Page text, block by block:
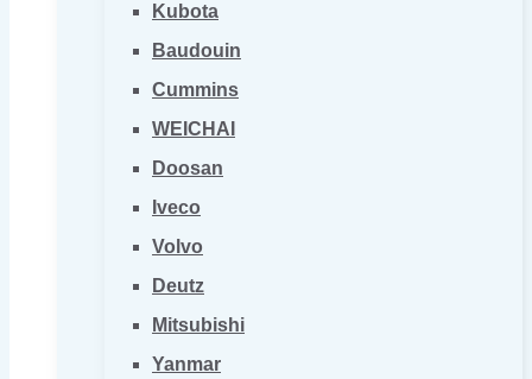
Kubota
Baudouin
Cummins
WEICHAI
Doosan
Iveco
Volvo
Deutz
Mitsubishi
Yanmar